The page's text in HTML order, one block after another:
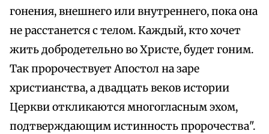
гонения, внешнего или внутреннего, пока она
не расстанется с телом. Каждый, кто хочет
жить добродетельно во Христе, будет гоним.
Так пророчествует Апостол на заре
христианства, а двадцать веков истории
Церкви откликаются многогласным эхом,
подтверждающим истинность пророчества".